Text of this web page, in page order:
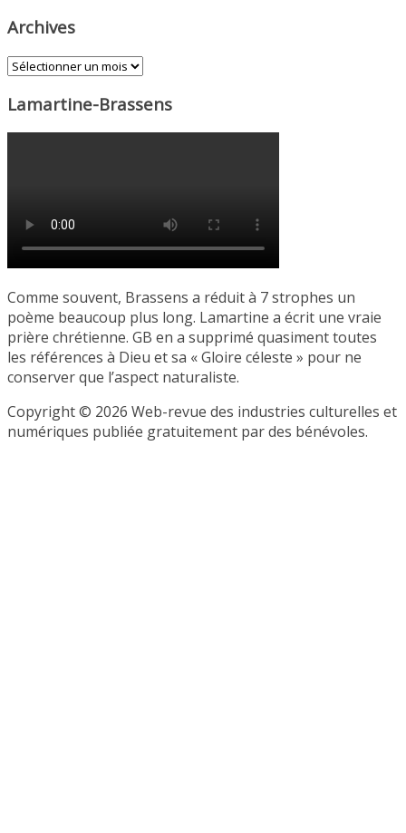
Archives
Archives
Lamartine-Brassens
Comme souvent, Brassens a réduit à 7 strophes un
poème beaucoup plus long. Lamartine a écrit une vraie
prière chrétienne. GB en a supprimé quasiment toutes
les références à Dieu et sa « Gloire céleste » pour ne
conserver que l’aspect naturaliste.
Copyright © 2026 Web-revue des industries culturelles et
numériques publiée gratuitement par des bénévoles.